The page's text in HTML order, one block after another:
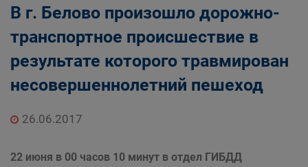
В г. Белово произошло дорожно-
транспортное происшествие в
результате которого травмирован
несовершеннолетний пешеход
26.06.2017
22 июня в 00 часов 10 минут в отдел ГИБДД